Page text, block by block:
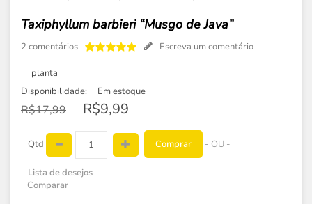
Taxiphyllum barbieri “Musgo de Java”
2 comentários Escreva um comentário
planta
Disponibilidade:
Em estoque
R$17,99 R$9,99
Qtd Comprar - OU -
Lista de desejos
Comparar